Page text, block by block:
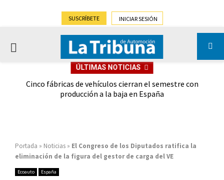
SUSCRÍBETE INICIAR SESIÓN
PRIMARY
ÚLTIMAS NOTICIAS
Cinco fábricas de vehículos cierran el semestre con
producción a la baja en España
Portada » Noticias » El Congreso de los Diputados ratifica la
eliminación de la figura del gestor de carga del VE
Ecoauto España